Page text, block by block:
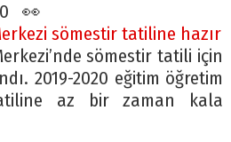
0 👀
sömestir tatiline hazır
sömestir tatili için
2019-2020 eğitim öğretim
az bir zaman kala